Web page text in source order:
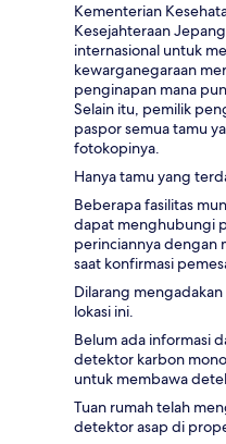
Kementerian
Kesejahteraan
internasional untuk
kewarganegaraan
penginapan mana
Selain itu, pemilik
paspor semua tamu
fotokopinya.
Hanya tamu yang
Beberapa fasilitas
dapat menghubungi
perinciannya dengan
saat konfirmasi
Dilarang
lokasi ini.
Belum ada informasi
detektor karbon
untuk membawa
Tuan rumah telah
detektor asap di